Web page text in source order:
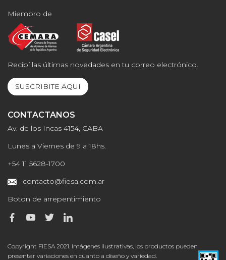
Miembro de
Recibí las últimas novedades en tu correo electrónico.
SUSCRIBITE AQUI
CONTACTANOS
Av. de los Incas 4154, CABA
Lunes a Viernes de 9 a 18hs.
+54 11 5628-1700
contacto@fiesa.com.ar
Boton de arrepentimiento
Copyright FIESA 2021. Imágenes ilustrativas, los productos pueden
presentar variaciones en cuanto a diseño y variedad.